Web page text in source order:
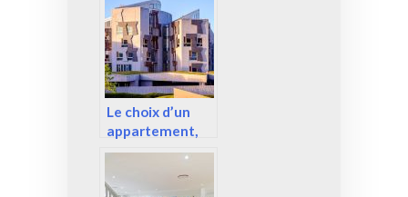
Le choix d’un
appartement,
que souhaite
client ?